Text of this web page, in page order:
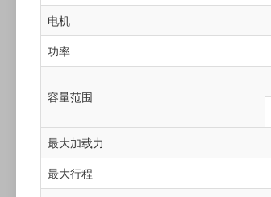
电机
功率
容量范围
最大加载力
最大行程